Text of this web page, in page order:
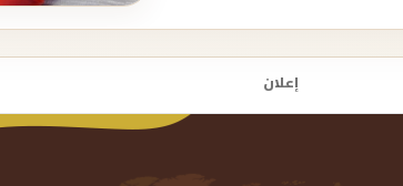
إعلان